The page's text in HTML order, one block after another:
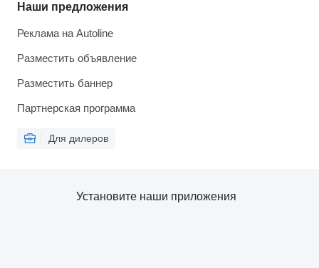
Наши предложения
Реклама на Autoline
Разместить объявление
Разместить баннер
Партнерская программа
Для дилеров
Установите наши приложения